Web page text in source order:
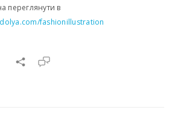
переглянути в
fashionillustration